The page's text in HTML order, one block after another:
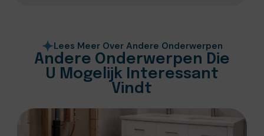
Lees Meer Over Andere Onderwerpen
Andere Onderwerpen Die
U Mogelijk Interessant
Vindt